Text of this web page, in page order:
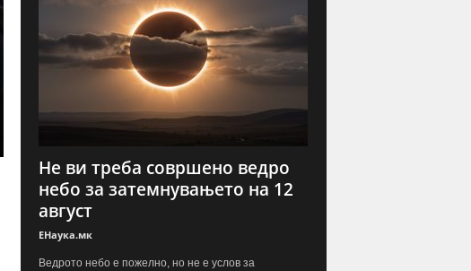
Не ви треба совршено ведро
небо за затемнувањето на 12
август
ЕНаука.мк
Ведрото небо е пожелно, но не е услов за